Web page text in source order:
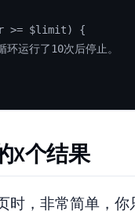
>= $limit) {
运行了10次后停止。
X个结果
时，非常简单，你